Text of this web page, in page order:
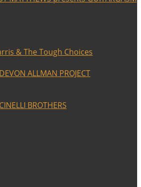
& The Tough Choices
ALLMAN PROJECT
BROTHERS